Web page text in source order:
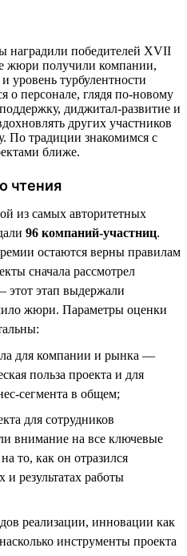
наградили победителей XVII
жюри получили компании,
уровень турбулентности
о персонале, глядя по-новому
диджитал-развитие и
других участников
По традиции знакомимся с
ближе.
чтения
из самых авторитетных
96 компаний-участниц.
остаются верны правилам
сначала рассмотрел
этот этап выдержали
жюри. Параметры оценки
для компании и рынка —
польза проекта и для
сегмента в общем;
для сотрудников
внимание на все ключевые
то, как он отразился
и результатах работы
реализации, инновации как
инструменты проекта